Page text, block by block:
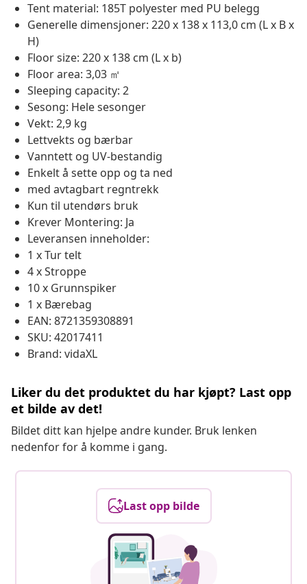
Tent material: 185T polyester med PU belegg
Generelle dimensjoner: 220 x 138 x 113,0 cm (L x B x
H)
Floor size: 220 x 138 cm (L x b)
Floor area: 3,03 ㎡
Sleeping capacity: 2
Sesong: Hele sesonger
Vekt: 2,9 kg
Lettvekts og bærbar
Vanntett og UV-bestandig
Enkelt å sette opp og ta ned
med avtagbart regntrekk
Kun til utendørs bruk
Krever Montering: Ja
Leveransen inneholder:
1 x Tur telt
4 x Stroppe
10 x Grunnspiker
1 x Bærebag
EAN: 8721359308891
SKU: 42017411
Brand: vidaXL
Liker du det produktet du har kjøpt? Last opp
et bilde av det!
Bildet ditt kan hjelpe andre kunder. Bruk lenken
nedenfor for å komme i gang.
Last opp bilde